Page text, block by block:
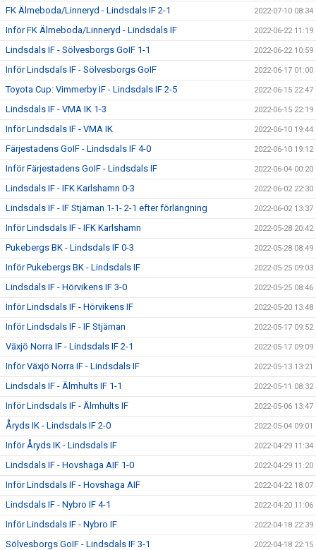
FK Älmeboda/Linneryd - Lindsdals IF 2-1 2022-07-10 08:34
Inför FK Älmeboda/Linneryd - Lindsdals IF 2022-06-22 11:19
Lindsdals IF - Sölvesborgs GoIF 1-1 2022-06-22 10:59
Inför Lindsdals IF - Sölvesborgs GoIF 2022-06-17 01:00
Toyota Cup: Vimmerby IF - Lindsdals IF 2-5 2022-06-15 22:47
Lindsdals IF - VMA IK 1-3 2022-06-15 22:19
Inför Lindsdals IF - VMA IK 2022-06-10 19:44
Färjestadens GoIF - Lindsdals IF 4-0 2022-06-10 19:12
Inför Färjestadens GoIF - Lindsdals IF 2022-06-04 00:20
Lindsdals IF - IFK Karlshamn 0-3 2022-06-02 22:30
Lindsdals IF - IF Stjärnan 1-1- 2-1 efter förlängning 2022-06-02 13:37
Inför Lindsdals IF - IFK Karlshamn 2022-05-28 20:42
Pukebergs BK - Lindsdals IF 0-3 2022-05-28 08:49
Inför Pukebergs BK - Lindsdals IF 2022-05-25 09:03
Lindsdals IF - Hörvikens IF 3-0 2022-05-25 08:46
Inför Lindsdals IF - Hörvikens IF 2022-05-20 13:48
Inför Lindsdals IF - IF Stjärnan 2022-05-17 09:52
Växjö Norra IF - Lindsdals IF 2-1 2022-05-17 09:09
Inför Växjö Norra IF - Lindsdals IF 2022-05-13 13:21
Lindsdals IF - Älmhults IF 1-1 2022-05-11 08:32
Inför Lindsdals IF - Älmhults IF 2022-05-06 13:47
Åryds IK - Lindsdals IF 2-0 2022-05-04 09:01
Inför Åryds IK - Lindsdals IF 2022-04-29 11:34
Lindsdals IF - Hovshaga AIF 1-0 2022-04-29 11:20
Inför Lindsdals IF - Hovshaga AIF 2022-04-22 18:07
Lindsdals IF - Nybro IF 4-1 2022-04-20 11:06
Inför Lindsdals IF - Nybro IF 2022-04-18 22:39
Sölvesborgs GoIF - Lindsdals IF 3-1 2022-04-18 22:15